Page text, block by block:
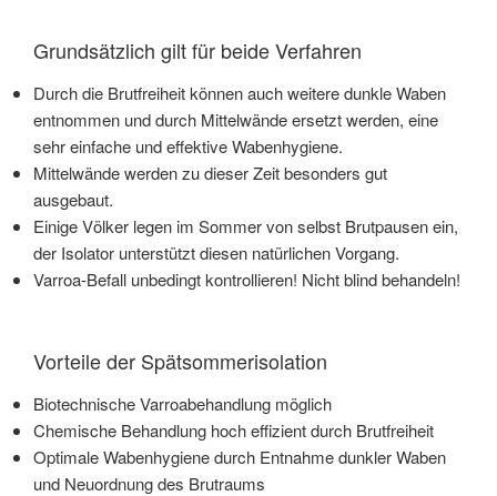
Grundsätzlich gilt für beide Verfahren
Durch die Brutfreiheit können auch weitere dunkle Waben
entnommen und durch Mittelwände ersetzt werden, eine
sehr einfache und effektive Wabenhygiene.
Mittelwände werden zu dieser Zeit besonders gut
ausgebaut.
Einige Völker legen im Sommer von selbst Brutpausen ein,
der Isolator unterstützt diesen natürlichen Vorgang.
Varroa-Befall unbedingt kontrollieren! Nicht blind behandeln!
Vorteile der Spätsommerisolation
Biotechnische Varroabehandlung möglich
Chemische Behandlung hoch effizient durch Brutfreiheit
Optimale Wabenhygiene durch Entnahme dunkler Waben
und Neuordnung des Brutraums